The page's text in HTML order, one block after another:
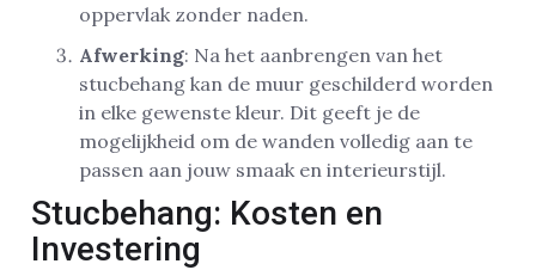
oppervlak zonder naden.
Afwerking: Na het aanbrengen van het
stucbehang kan de muur geschilderd worden
in elke gewenste kleur. Dit geeft je de
mogelijkheid om de wanden volledig aan te
passen aan jouw smaak en interieurstijl.
Stucbehang: Kosten en
Investering